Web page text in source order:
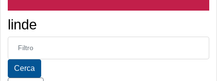
linde
Inserisci parte del titolo
Cerca